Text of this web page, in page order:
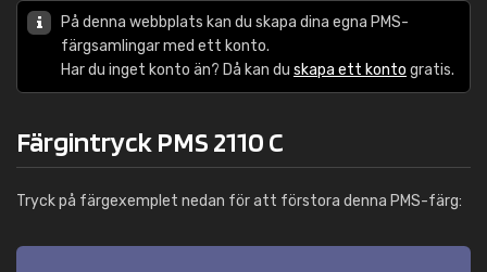
På denna webbplats kan du skapa dina egna PMS-
färgsamlingar med ett konto.
Har du inget konto än? Då kan du skapa ett konto gratis.
Färgintryck PMS 2110 C
Tryck på färgexemplet nedan för att förstora denna PMS-färg: